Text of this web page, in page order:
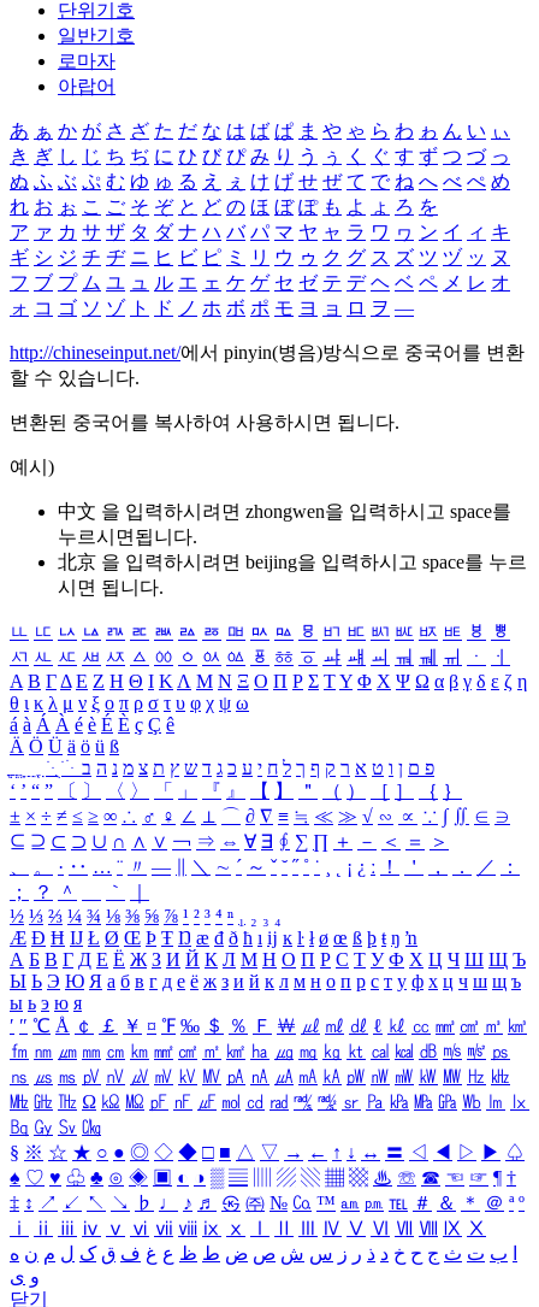
단위기호
일반기호
로마자
아랍어
あ ぁ か が さ ざ た だ な は ば ぱ ま や ゃ ら わ ゎ ん い ぃ
き ぎ し じ ち ぢ に ひ び ぴ み り う ぅ く ぐ す ず つ づ っ
ぬ ふ ぶ ぷ む ゆ ゅ る え ぇ け げ せ ぜ て で ね へ べ ぺ め
れ お ぉ こ ご そ ぞ と ど の ほ ぼ ぽ も よ ょ ろ を
ア ァ カ サ ザ タ ダ ナ ハ バ パ マ ヤ ャ ラ ワ ヮ ン イ ィ キ
ギ シ ジ チ ヂ ニ ヒ ビ ピ ミ リ ウ ゥ ク グ ス ズ ツ ヅ ッ ヌ
フ ブ プ ム ユ ュ ル エ ェ ケ ゲ セ ゼ テ デ ヘ ベ ペ メ レ オ
ォ コ ゴ ソ ゾ ト ド ノ ホ ボ ポ モ ヨ ョ ロ ヲ ―
http://chineseinput.net/에서 pinyin(병음)방식으로 중국어를 변환
할 수 있습니다.
변환된 중국어를 복사하여 사용하시면 됩니다.
예시)
中文 을 입력하시려면 zhongwen을 입력하시고 space를
누르시면됩니다.
北京 을 입력하시려면 beijing을 입력하시고 space를 누르
시면 됩니다.
ㅥ ㅦ ㅧ ㅨ ㅩ ㅪ ㅫ ㅬ ㅭ ㅮ ㅯ ㅰ ㅱ ㅲ ㅳ ㅴ ㅵ ㅶ ㅷ ㅸ
ㅹ
ㅺ ㅻ ㅼ ㅽ ㅾ ㅿ ㆀ ㆁ ㆂ ㆃ ㆄ ㆅ ㆆ ㆇ ㆈ ㆉ ㆊ ㆋ ㆌ ㆍ
ㆎ
Α Β ΓΔ Ε Ζ Η Θ Ι ΚΛ Μ Ν Ξ Ο Π Ρ Σ ΤΥ Φ Χ Ψ Ω α β γ δ ε ζ η
θ ι κ λ μ ν ξ ο π ρ σ τ υ φ χ ψ ω
á à Á À é è É È ç Ç ê
Ä Ö Ü ä ö ü ß
ִֶֹ ֻּ ׁׂ פ ם ן ו ט א ר ק ף ך ל ח י ע כ ג ד ש ץ ת צ מ נ ה ב
‘ ’ “ ” 〔 〕 〈 〉 「 」 『 』 【 】 ＂ （ ） ［ ］ ｛ ｝
± × ÷ ≠ ≤ ≥ ∞ ∴ ♂ ♀ ∠ ⊥ ⌒ ∂ ∇ ≡ ≒ ≪ ≫ √ ∽ ∝ ∵ ∫ ∬ ∈ ∋
⊆ ⊇ ⊂ ⊃ ∪ ∩ ∧ ∨ ￢ ⇒ ⇔ ∀ ∃ ∮ ∑ ∏ ＋ － ＜ ＝
＞
、
。 · ‥ … ¨ 〃 ― ＼ ∼ ´ ～ ˇ ˘ ˝ ˚ ˙ ¸ ¡ ¿ ː ！ ＇ ， ． ／
：
；
？ ＾ ｀
½ ⅓ ⅔ ¼ ¾ ⅛ ⅜ ⅝ ⅞ ¹ ² ³ ⁴ ⁿ ₁ ₂ ₃ ₄
Æ Ð Ħ Ĳ Ł Ø Œ Þ Ŧ Ŋ æ đ ð ħ ı ĳ ĸ ŀ ł ø œ ß þ ŧ ŋ ŉ
А Б В Г Д Е Ё Ж З И Й К Л М Н О П Р С Т У Ф Х Ц Ч Ш Щ Ъ
Ы Ь Э Ю Я а б в г д е ё ж з и й к л м н о п р с т у ф х ц ч ш щ ъ
ы ь э ю я
′ ″ ℃ Å ￠ ￡ ￥ ¤ ℉ ‰ ＄ ％ Ｆ ￦ ㎕ ㎖ ㎗ ℓ ㎘ ㏄ ㎣ ㎤ ㎥ ㎦
㎙ ㎚ ㎛ ㎜ ㎝ ㎞ ㎟ ㎠ ㎡ ㎢ ㏊ ㎍ ㎎ ㎏ ㏏ ㎈ ㎉ ㏈ ㎧ ㎨ ㎰
㎱ ㎲ ㎳ ㎴ ㎵ ㎶ ㎷ ㎸ ㎹ ㎀ ㎁ ㎂ ㎃ ㎄ ㎺ ㎻ ㎽ ㎾ ㎿ ㎐ ㎑
㎒ ㎓ ㎔ Ω ㏀ ㏁ ㎊ ㎋ ㎌ ㏖ ㏅ ㎭ ㎮ ㎯ ㏛ ㎩ ㎪ ㎫ ㎬ ㏝ ㏐
㏓
㏃ ㏉ ㏜ ㏆
§ ※ ☆ ★ ○ ● ◎ ◇ ◆ □ ■ △ ▽ → ← ↑ ↓ ↔ 〓 ◁ ◀ ▷ ▶ ♤
♠ ♡ ♥ ♧ ♣ ⊙ ◈ ▣ ◐ ◑ ▒ ▤ ▨ ▧ ▦ ▩ ♨ ☏ ☎ ☜ ☞ ¶ †
‡ ↕ ↗ ↙ ↖ ↘ ♭ ♩ ♪ ♬ ㉿ ㈜ № ㏇ ™ ㏂ ㏘ ℡ ＃ ＆ ＊ ＠ ª º
ⅰ
ⅱ ⅲ ⅳ ⅴ ⅵ ⅶ ⅷ ⅸ ⅹ Ⅳ Ⅴ Ⅵ Ⅶ Ⅷ Ⅸ Ⅹ
ب ت ث ج ح خ د ذ ر ز س ش ص ض ط ظ ع غ ف ق ک ل م ن ه
و ی
닫기